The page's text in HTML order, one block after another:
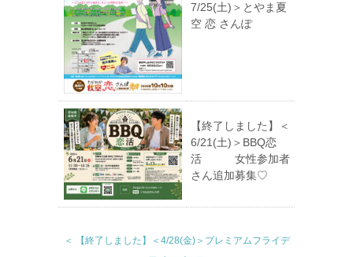
7/25(土)＞とやま夏
空 恋 さんぽ
【終了しました】＜
6/21(土)＞BBQ恋
活 女性参加者
さん追加募集♡
＜ 【終了しました】＜4/28(金)＞プレミアムフライデ